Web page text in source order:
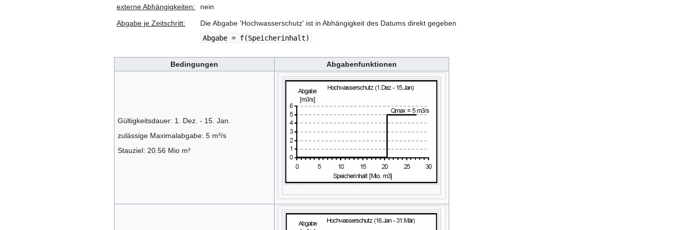
externe Abhängigkeiten:
nein
Abgabe je Zeitschritt:
Die Abgabe 'Hochwasserschutz' ist in Abhängigkeit des Datums direkt gegeben
Abgabe = f(Speicherinhalt)
Bedingungen Abgabenfunktionen
Gültigkeitsdauer: 1. Dez. - 15. Jan.
zulässige Maximalabgabe: 5 m³/s
Stauziel: 20.56 Mio m³